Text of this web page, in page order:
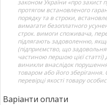
законом України «про захист
протягом встановленого
порядку та в строки,
вимагати безоплатного
строк. вимоги споживача,
підлягають задоволенню,
(підприємство, що
частиною першою цієї
виникли внаслідок
товаром або його
перевірці якості товару
Варіанти оплати